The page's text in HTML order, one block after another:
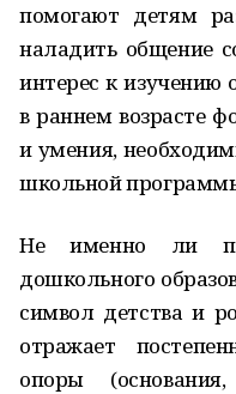
помогают детям
наладить общение
интерес к
в раннем возрасте
и умения,
школьной
Не именно ли
дошкольного
символ детства и
отражает
опоры